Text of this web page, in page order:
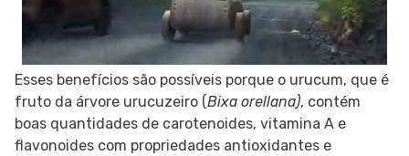
Esses benefícios são possíveis porque o urucum, que é
fruto da árvore urucuzeiro (Bixa orellana), contém
boas quantidades de carotenoides, vitamina A e
flavonoides com propriedades antioxidantes e